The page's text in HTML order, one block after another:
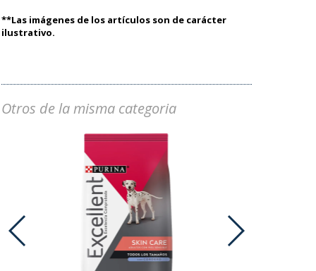
**Las imágenes de los artículos son de carácter
ilustrativo.
Otros de la misma categoria